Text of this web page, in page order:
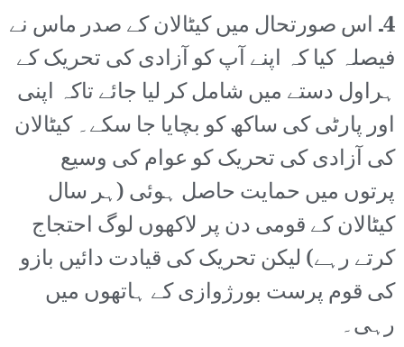
4۔ اس صورتحال میں کیٹالان کے صدر ماس نے
فیصلہ کیا کہ اپنے آپ کو آزادی کی تحریک کے
ہراول دستے میں شامل کر لیا جائے تاکہ اپنی
اور پارٹی کی ساکھ کو بچایا جا سکے۔ کیٹالان
کی آزادی کی تحریک کو عوام کی وسیع
پرتوں میں حمایت حاصل ہوئی (ہر سال
کیٹالان کے قومی دن پر لاکھوں لوگ احتجاج
کرتے رہے) لیکن تحریک کی قیادت دائیں بازو
کی قوم پرست بورژوازی کے ہاتھوں میں
رہی۔